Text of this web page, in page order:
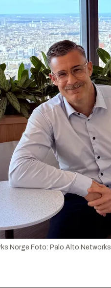
Norge Foto: Palo Alto Networks